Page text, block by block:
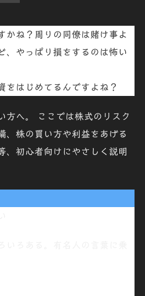
かね？周りの同僚は賭け事よ
、やっぱり 損をするのは怖い
をはじめ てるんですよね？
方へ。 ここでは株式のリスク
、株の買い方や利益をあげる
、初心者向けにやさしく説明